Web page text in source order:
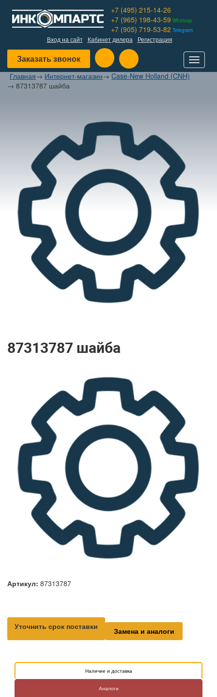
+7 (495) 215-14-26
+7 (965) 198-43-59 Whatsap
+7 (905) 719-53-82 Telegram
Вход на сайт Кабинет дилера Регистрация
Заказать звонок
Toggle
Главная→ Интернет-магазин→ Case-New Holland (CNH)
→ 87313787 шайба
87313787 шайба
Артикул: 87313787
Уточнить срок поставки Замена и аналоги
Наличие и доставка
Аналоги